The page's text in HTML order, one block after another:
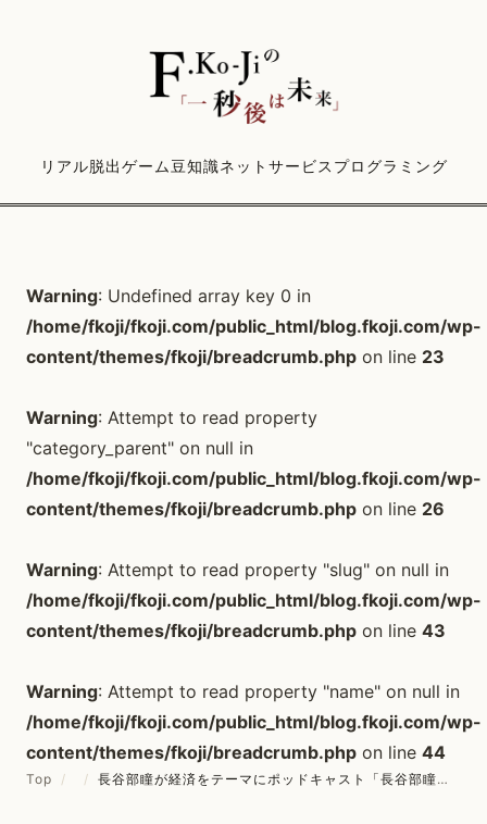
リアル脱出ゲーム豆知識ネットサービス プログラミング
Warning: Undefined array key 0 in
/home/fkoji/fkoji.com/public_html/blog.fkoji.com/wp-
content/themes/fkoji/breadcrumb.php on line 23
Warning: Attempt to read property
"category_parent" on null in
/home/fkoji/fkoji.com/public_html/blog.fkoji.com/wp-
content/themes/fkoji/breadcrumb.php on line 26
Warning: Attempt to read property "slug" on null in
/home/fkoji/fkoji.com/public_html/blog.fkoji.com/wp-
content/themes/fkoji/breadcrumb.php on line 43
Warning: Attempt to read property "name" on null in
/home/fkoji/fkoji.com/public_html/blog.fkoji.com/wp-
content/themes/fkoji/breadcrumb.php on line 44
Top / / 長谷部瞳が経済をテーマにポッドキャスト「長谷部瞳の日経1年生！」